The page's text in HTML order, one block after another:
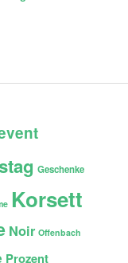
Geschenke
Korsett
Noir Offenbach
Prozent